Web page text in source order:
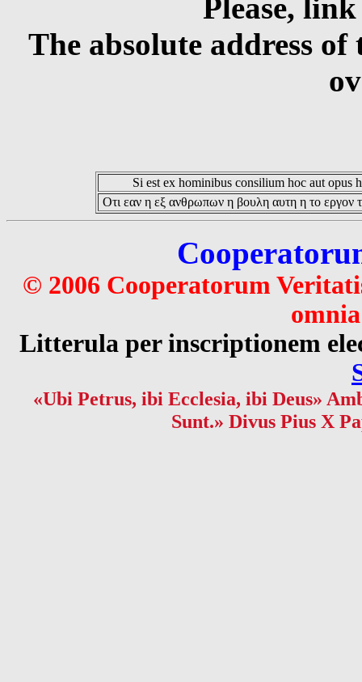
Please,
The absolute address
Si est ex hominibus consilium hoc aut opus
Οτι εαν η εξ ανθρωπων η βουλη αυτη η το εργον
© 2006 Cooperatorum
Litterula per inscriptionem
«Ubi Petrus, ibi Ecclesia, ibi Deus»
Sunt.» Divus Pius X